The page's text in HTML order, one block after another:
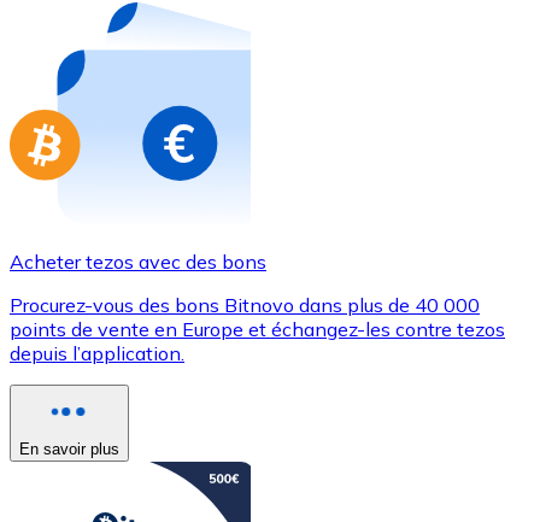
Achetez des cartes-cadeaux de vos marques
Aller à la boutique de cartes-cadeaux
Acheter tezos avec des bons
Procurez-vous des bons Bitnovo dans plus de 40 000
points de vente en Europe et échangez-les contre tezos
depuis l’application.
En savoir plus